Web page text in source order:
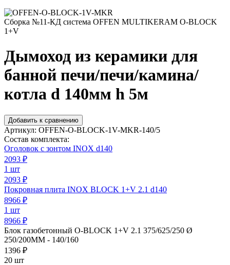
Сборка №11-КД система OFFEN MULTIKERAM O-BLOCK
1+V
Дымоход из керамики для
банной печи/печи/камина/
котла d 140мм h 5м
Добавить к сравнению
Артикул: OFFEN-O-BLOCK-1V-MKR-140/5
Состав комплекта:
Оголовок с зонтом INOX d140
2093 ₽
1 шт
2093 ₽
Покровная плита INOX BLOCK 1+V 2.1 d140
8966 ₽
1 шт
8966 ₽
Блок газобетонный O-BLOCK 1+V 2.1 375/625/250 Ø
250/200ММ - 140/160
1396 ₽
20 шт